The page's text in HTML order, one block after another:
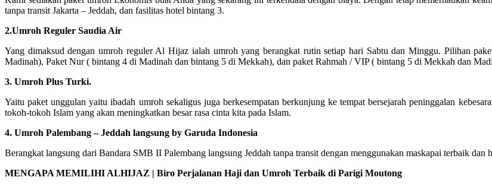
tanpa transit Jakarta – Jeddah, dan fasilitas hotel bintang 3.
2.Umroh Reguler Saudia Air
Yang dimaksud dengan umroh reguler Al Hijaz ialah umroh yang berangkat rutin setiap hari Sabtu dan Minggu. Pilihan
Madinah), Paket Nur ( bintang 4 di Madinah dan bintang 5 di Mekkah), dan paket Rahmah / VIP ( bintang 5 di Mekkah dan
3. Umroh Plus Turki.
Yaitu paket unggulan yaitu ibadah umroh sekaligus juga berkesempatan berkunjung ke tempat bersejarah peninggalan
tokoh-tokoh Islam yang akan meningkatkan besar rasa cinta kita pada Islam.
4. Umroh Palembang – Jeddah langsung by Garuda Indonesia
Berangkat langsung dari Bandara SMB II Palembang langsung Jeddah tanpa transit dengan menggunakan maskapai terbaik
MENGAPA MEMILIHI ALHIJAZ | Biro Perjalanan Haji dan Umroh Terbaik di Parigi Moutong